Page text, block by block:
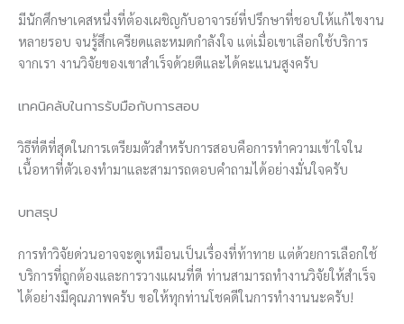
มีนักศึกษาเคสหนึ่งที่ต้องเผชิญกับอาจารย์ที่ปรึกษาที่ชอบให้แก้ไขงาน
หลายรอบ จนรู้สึกเครียดและหมดกำลังใจ แต่เมื่อเขาเลือกใช้บริการ
จากเรา งานวิจัยของเขาสำเร็จด้วยดีและได้คะแนนสูงครับ
เทคนิคลับในการรับมือกับการสอบ
วิธีที่ดีที่สุดในการเตรียมตัวสำหรับการสอบคือการทำความเข้าใจใน
เนื้อหาที่ตัวเองทำมาและสามารถตอบคำถามได้อย่างมั่นใจครับ
บทสรุป
การทำวิจัยด่วนอาจจะดูเหมือนเป็นเรื่องที่ท้าทาย แต่ด้วยการเลือกใช้
บริการที่ถูกต้องและการวางแผนที่ดี ท่านสามารถทำงานวิจัยให้สำเร็จ
ได้อย่างมีคุณภาพครับ ขอให้ทุกท่านโชคดีในการทำงานนะครับ!